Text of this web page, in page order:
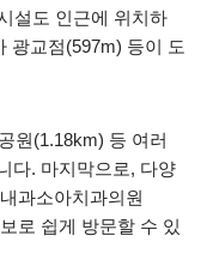
설도 인근에 위치하
광교점(597m) 등이 도
원(1.18km) 등 여러
다. 마지막으로, 다양
과소아치과의원
로 쉽게 방문할 수 있